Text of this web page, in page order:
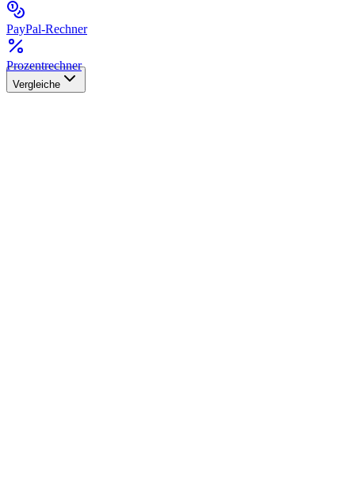
PayPal-Rechner
Prozentrechner
Vergleiche